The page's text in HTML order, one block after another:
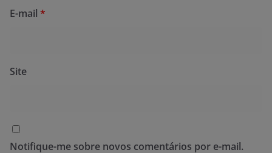
E-mail *
Site
Notifique-me sobre novos comentários por e-mail.